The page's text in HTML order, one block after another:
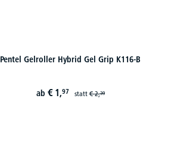
Pentel Gelroller Hybrid Gel Grip K116-B
ab € 1,97 statt€ 2,39